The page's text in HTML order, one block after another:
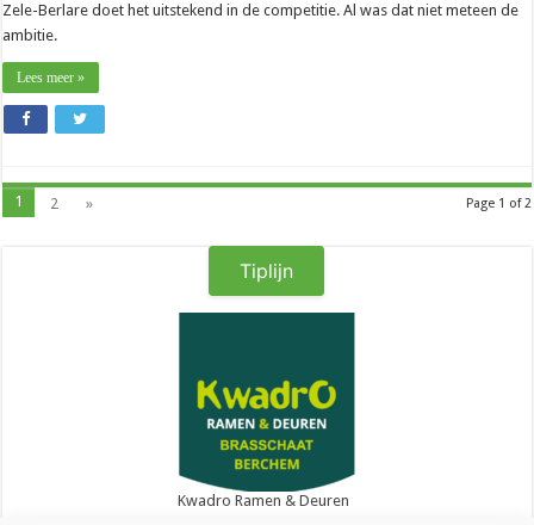
Zele-Berlare doet het uitstekend in de competitie. Al was dat niet meteen de
ambitie.
Lees meer »
Page 1 of 2
1 2 »
Tiplijn
Kwadro Ramen & Deuren